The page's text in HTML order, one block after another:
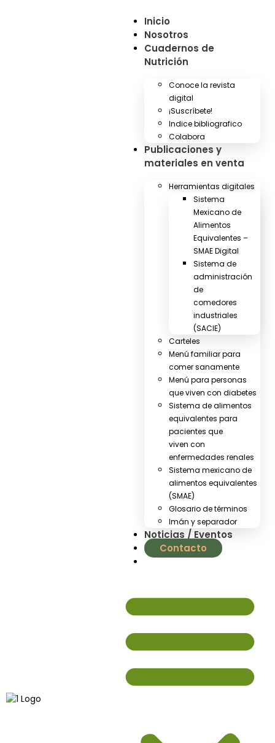
Inicio
Nosotros
Cuadernos de
Nutrición
Conoce la revista
digital
¡Suscríbete!
Indice bibliografico
Colabora
Publicaciones y
materiales en venta
Herramientas digitales
Sistema
Mexicano de
Alimentos
Equivalentes –
SMAE Digital
Sistema de
administración
de
comedores
industriales
(SACIE)
Carteles
Menú familiar para
comer sanamente
Menú para personas
que viven con diabetes
Sistema de alimentos
equivalentes para
pacientes que
viven con
enfermedades renales
Sistema mexicano de
alimentos equivalentes
(SMAE)
Glosario de términos
Imán y separador
Noticias / Eventos
Contacto
nutrial.ia